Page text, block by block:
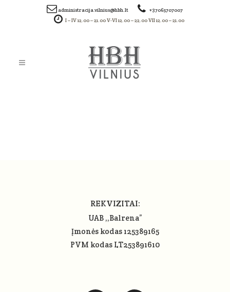
administracija.vilnius@hbh.lt
+37065707007
I – IV 12.00 – 21.00 V-VI 12.00 – 22.00 VII 12.00 – 21.00
REKVIZITAI:
UAB ,,Balrena”
Įmonės kodas 125389165
PVM kodas LT253891610